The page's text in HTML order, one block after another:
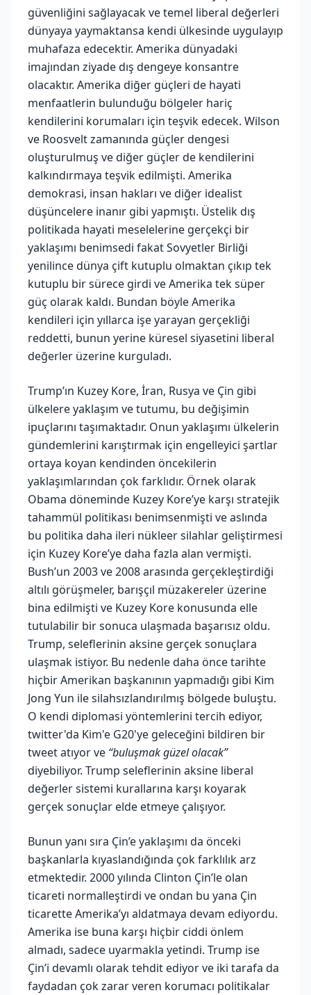
güvenliğini sağlayacak ve temel liberal değerleri
dünyaya yaymaktansa kendi ülkesinde uygulayıp
muhafaza edecektir. Amerika dünyadaki
imajından ziyade dış dengeye konsantre
olacaktır. Amerika diğer güçleri de hayati
menfaatlerin bulunduğu bölgeler hariç
kendilerini korumaları için teşvik edecek. Wilson
ve Roosvelt zamanında güçler dengesi
oluşturulmuş ve diğer güçler de kendilerini
kalkındırmaya teşvik edilmişti. Amerika
demokrasi, insan hakları ve diğer idealist
düşüncelere inanır gibi yapmıştı. Üstelik dış
politikada hayati meselelerine gerçekçi bir
yaklaşımı benimsedi fakat Sovyetler Birliği
yenilince dünya çift kutuplu olmaktan çıkıp tek
kutuplu bir sürece girdi ve Amerika tek süper
güç olarak kaldı. Bundan böyle Amerika
kendileri için yıllarca işe yarayan gerçekliği
reddetti, bunun yerine küresel siyasetini liberal
değerler üzerine kurguladı.
Trump’ın Kuzey Kore, İran, Rusya ve Çin gibi
ülkelere yaklaşım ve tutumu, bu değişimin
ipuçlarını taşımaktadır. Onun yaklaşımı ülkelerin
gündemlerini karıştırmak için engelleyici şartlar
ortaya koyan kendinden öncekilerin
yaklaşımlarından çok farklıdır. Örnek olarak
Obama döneminde Kuzey Kore’ye karşı stratejik
tahammül politikası benimsenmişti ve aslında
bu politika daha ileri nükleer silahlar geliştirmesi
için Kuzey Kore’ye daha fazla alan vermişti.
Bush’un 2003 ve 2008 arasında gerçekleştirdiği
altılı görüşmeler, barışçıl müzakereler üzerine
bina edilmişti ve Kuzey Kore konusunda elle
tutulabilir bir sonuca ulaşmada başarısız oldu.
Trump, seleflerinin aksine gerçek sonuçlara
ulaşmak istiyor. Bu nedenle daha önce tarihte
hiçbir Amerikan başkanının yapmadığı gibi Kim
Jong Yun ile silahsızlandırılmış bölgede buluştu.
O kendi diplomasi yöntemlerini tercih ediyor,
twitter'da Kim'e G20'ye geleceğini bildiren bir
tweet atıyor ve “buluşmak güzel olacak”
diyebiliyor. Trump seleflerinin aksine liberal
değerler sistemi kurallarına karşı koyarak
gerçek sonuçlar elde etmeye çalışıyor.
Bunun yanı sıra Çin’e yaklaşımı da önceki
başkanlarla kıyaslandığında çok farklılık arz
etmektedir. 2000 yılında Clinton Çin’le olan
ticareti normalleştirdi ve ondan bu yana Çin
ticarette Amerika’yı aldatmaya devam ediyordu.
Amerika ise buna karşı hiçbir ciddi önlem
almadı, sadece uyarmakla yetindi. Trump ise
Çin’i devamlı olarak tehdit ediyor ve iki tarafa da
faydadan çok zarar veren korumacı politikalar